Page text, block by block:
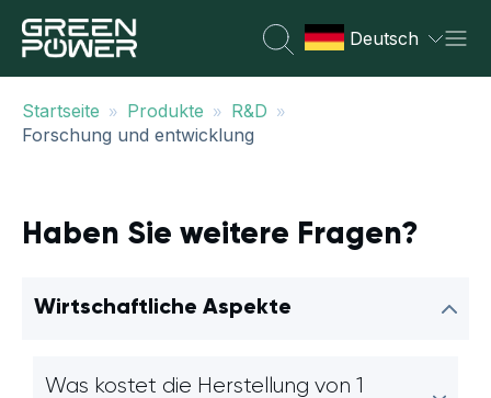
Deutsch
Startseite » Produkte » R&D »
Forschung und entwicklung
Haben Sie weitere Fragen?
Wirtschaftliche Aspekte
Was kostet die Herstellung von 1